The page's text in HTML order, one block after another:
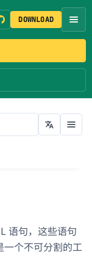
DOWNLOAD
语句，这些语句
个不可分割的工